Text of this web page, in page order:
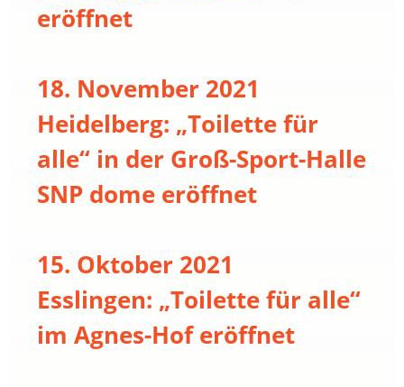
eröffnet
18. November 2021
Heidelberg: „Toilette für
alle“ in der Groß-Sport-Halle
SNP dome eröffnet
15. Oktober 2021
Esslingen: „Toilette für alle“
im Agnes-Hof eröffnet